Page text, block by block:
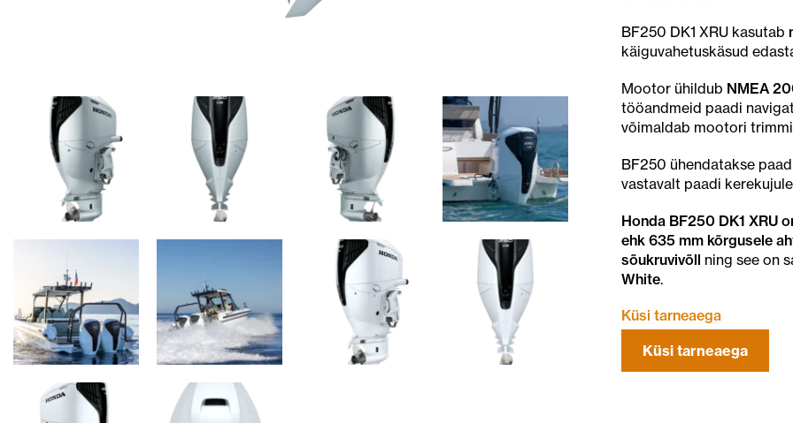
BF250 DK1 XRU kasutab
käiguvahetuskäsud
Mootor ühildub NMEA
tööandmeid paadi
võimaldab mootori
BF250 ühendatakse
vastavalt paadi
Honda BF250 DK1 XRU
ehk 635 mm kõrgusele
sõukruvivõll ning see on
White.
Küsi tarneaega
Küsi tarneaega